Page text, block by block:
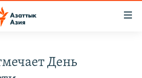
День